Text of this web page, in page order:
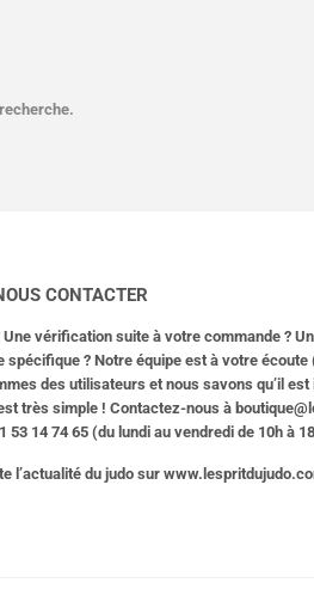
CONTACTER
Une vérification suite à votre commande ?
spécifique ? Notre équipe est à votre
des utilisateurs et nous savons qu’il est
très simple ! Contactez-nous à
53 14 74 65 (du lundi au vendredi de 10h à
l’actualité du judo sur